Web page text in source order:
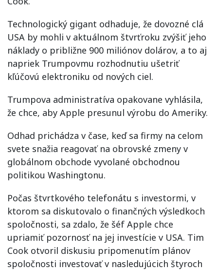
Technologický gigant odhaduje, že dovozné clá
USA by mohli v aktuálnom štvrťroku zvýšiť jeho
náklady o približne 900 miliónov dolárov, a to aj
napriek Trumpovmu rozhodnutiu ušetriť
kľúčovú elektroniku od nových ciel.
Trumpova administratíva opakovane vyhlásila,
že chce, aby Apple presunul výrobu do Ameriky.
Odhad prichádza v čase, keď sa firmy na celom
svete snažia reagovať na obrovské zmeny v
globálnom obchode vyvolané obchodnou
politikou Washingtonu.
Počas štvrtkového telefonátu s investormi, v
ktorom sa diskutovalo o finančných výsledkoch
spoločnosti, sa zdalo, že šéf Apple chce
upriamiť pozornosť na jej investície v USA. Tim
Cook otvoril diskusiu pripomenutím plánov
spoločnosti investovať v nasledujúcich štyroch